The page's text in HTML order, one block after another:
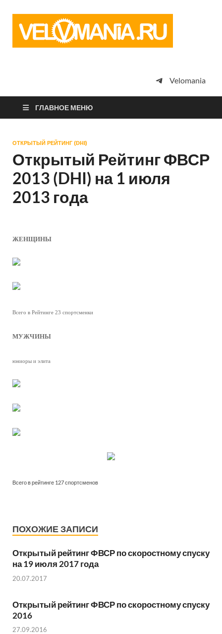
просто
Velomania
ГЛАВНОЕ МЕНЮ
ОТКРЫТЫЙ РЕЙТИНГ (DHI)
Открытый Рейтинг ФВСР
2013 (DHI) на 1 июля
2013 года
ЖЕНЩИНЫ
Всего в Рейтинге 23 спортсменки
МУЖЧИНЫ
юниоры и элита
Всего в рейтинге 127 спортсменов
ПОХОЖИЕ ЗАПИСИ
Открытый рейтинг ФВСР по скоростному спуску
на 19 июля 2017 года
20.07.2017
Открытый рейтинг ФВСР по скоростному спуску
2016
27.09.2016